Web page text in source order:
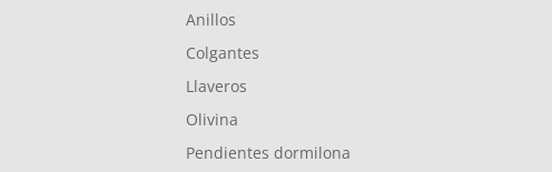
Anillos
Colgantes
Llaveros
Olivina
Pendientes dormilona